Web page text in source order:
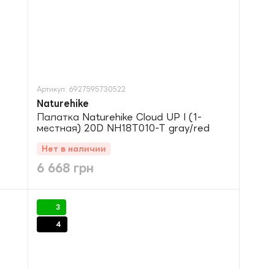
Артикул: 6927595730522
Naturehike
Палатка Naturehike Cloud UP I (1-
местная) 20D NH18T010-T gray/red
6 668 грн
Нет в наличии
3
4